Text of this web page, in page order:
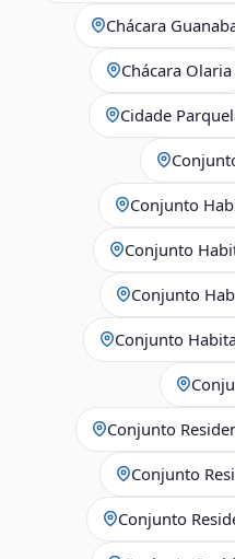
Chácara
Chácara Olaria
Cidade
Conjunto
Conjunto
Conjunto
Conjunto
Conjunto
Conjunto
Conjunto